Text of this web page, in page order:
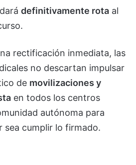
definitivamente rota al
rectificación inmediata, las
no descartan impulsar
de movilizaciones y
en todos los centros
autónoma para
sea cumplir lo firmado.